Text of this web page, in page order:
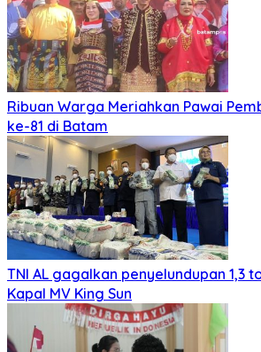
Ribuan Warga Meriahkan Pawai
ke-81 di Batam
TNI AL gagalkan penyelundupan 1,3
Kapal MV King Sun